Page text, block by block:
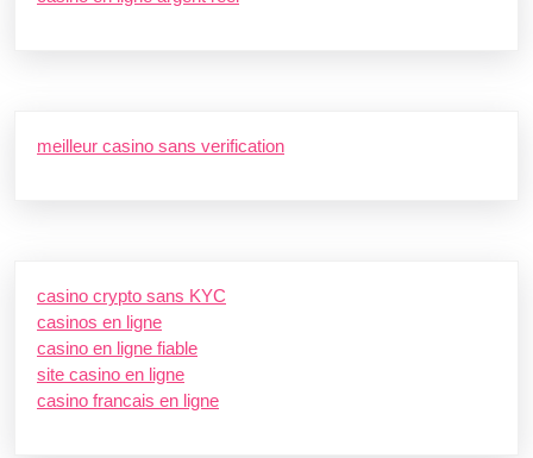
meilleur casino sans verification
casino crypto sans KYC
casinos en ligne
casino en ligne fiable
site casino en ligne
casino francais en ligne